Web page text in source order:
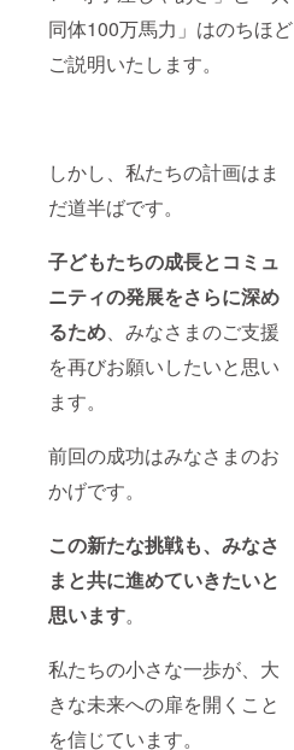
同体100万馬力」はのちほど
ご説明いたします。
しかし、私たちの計画はま
だ道半ばです。
子どもたちの成長とコミュ
ニティの発展をさらに深め
るため、みなさまのご支援
を再びお願いしたいと思い
ます。
前回の成功はみなさまのお
かげです。
この新たな挑戦も、みなさ
まと共に進めていきたいと
思います。
私たちの小さな一歩が、大
きな未来への扉を開くこと
を信じています。